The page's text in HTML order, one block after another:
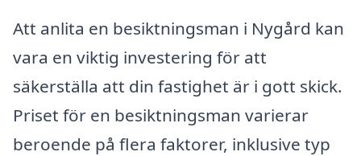
Att anlita en besiktningsman i Nygård kan
vara en viktig investering för att
säkerställa att din fastighet är i gott skick.
Priset för en besiktningsman varierar
beroende på flera faktorer, inklusive typ